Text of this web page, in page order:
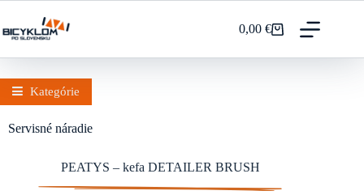
obsah
Nákupný
0,00€
Servisné náradie
PEATYS – kefa DETAILER BRUSH
Kategórie